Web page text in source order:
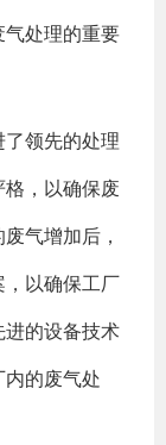
处理的重要
领先的处理
，以确保废
气增加后，
以确保工厂
的设备技术
的废气处